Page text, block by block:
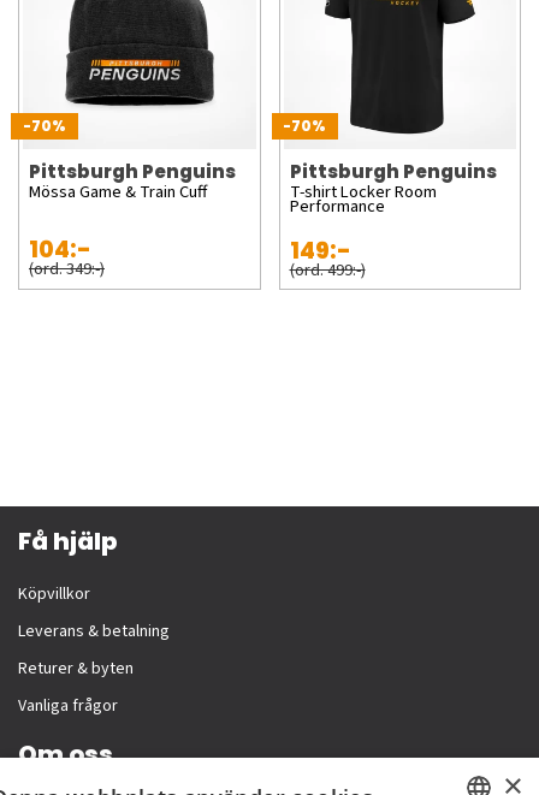
-70%
Pittsburgh Penguins
Mössa Game & Train Cuff
104:-
(ord. 349:-)
-70%
Pittsburgh Penguins
T-shirt Locker Room
Performance
149:-
(ord. 499:-)
Få hjälp
Köpvillkor
Leverans & betalning
Returer & byten
Vanliga frågor
Om oss
×